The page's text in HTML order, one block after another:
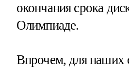
окончания срока
Олимпиаде.
Впрочем, для наших